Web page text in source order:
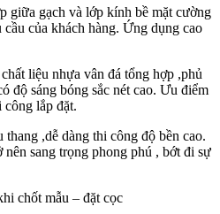
giữa gạch và lớp kính bề mặt cường
của khách hàng. Ứng dụng cao
liệu nhựa vân đá tổng hợp ,phủ
độ sáng bóng sắc nét cao. Ưu điểm
công lắp đặt.
,dễ dàng thi công độ bền cao.
sang trọng phong phú , bớt đi sự
chốt mẫu – đặt cọc